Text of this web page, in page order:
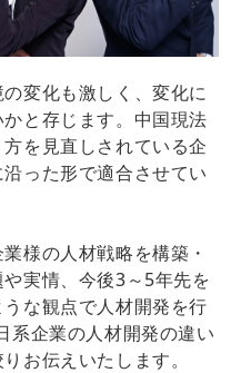
変化も激しく、変化に
と存じます。中国現法
を見直しされている企
った形で適合させてい
様の人材戦略を構築・
実情、今後3～5年先を
な観点で人材開発を行
系企業の人材開発の違い
お伝えいたします。